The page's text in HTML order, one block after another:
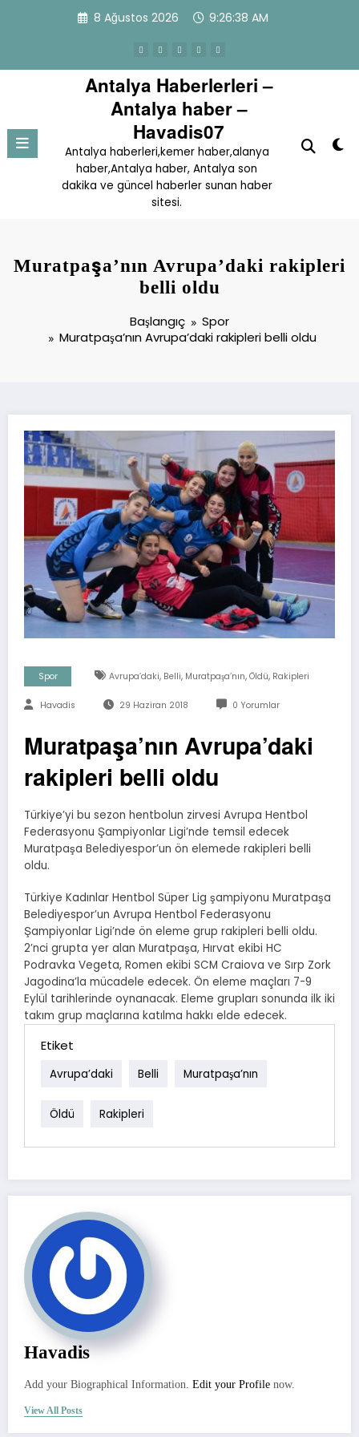
8 Ağustos 2026 9:26:39 AM
Antalya Haberlerleri –
Antalya haber –
Havadis07
Antalya haberleri,kemer haber,alanya
haber,Antalya haber, Antalya son
dakika ve güncel haberler sunan haber
sitesi.
Muratpaşa’nın Avrupa’daki rakipleri
belli oldu
Başlangıç
Spor
Muratpaşa’nın Avrupa’daki rakipleri belli oldu
Spor Avrupa’daki, Belli, Muratpaşa’nın, Öldü, Rakipleri
Havadis 29 Haziran 2018 0 Yorumlar
Muratpaşa’nın Avrupa’daki
rakipleri belli oldu
Türkiye’yi bu sezon hentbolun zirvesi Avrupa Hentbol
Federasyonu Şampiyonlar Ligi’nde temsil edecek
Muratpaşa Belediyespor’un ön elemede rakipleri belli
oldu.
Türkiye Kadınlar Hentbol Süper Lig şampiyonu Muratpaşa
Belediyespor’un Avrupa Hentbol Federasyonu
Şampiyonlar Ligi’nde ön eleme grup rakipleri belli oldu.
2’nci grupta yer alan Muratpaşa, Hırvat ekibi HC
Podravka Vegeta, Romen ekibi SCM Craiova ve Sırp Zork
Jagodina’la mücadele edecek. Ön eleme maçları 7-9
Eylül tarihlerinde oynanacak. Eleme grupları sonunda ilk iki
takım grup maçlarına katılma hakkı elde edecek.
Etiket
Avrupa’daki Belli Muratpaşa’nın
Öldü Rakipleri
Havadis
Add your Biographical Information. Edit your Profile now.
View All Posts